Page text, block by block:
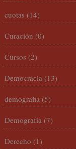
cuotas (14)
Curación (0)
Cursos (2)
Democracia (13)
demografia (5)
Demografía (7)
Derecho (1)